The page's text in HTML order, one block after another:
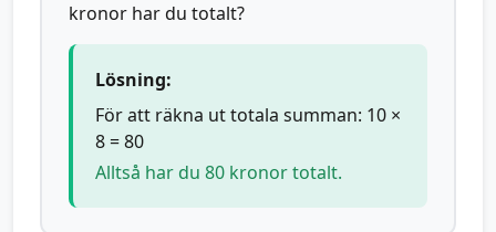
kronor har du totalt?
Lösning:
För att räkna ut totala summan: 10 ×
8 = 80
Alltså har du 80 kronor totalt.